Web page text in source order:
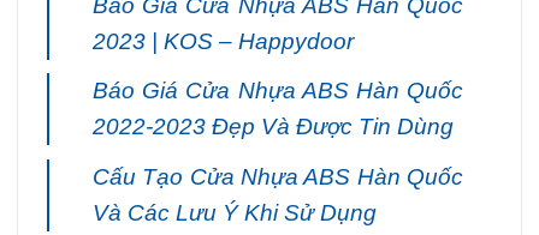
2023 | KOS – Happydoor
Báo Giá Cửa Nhựa ABS Hàn Quốc
2022-2023 Đẹp Và Được Tin Dùng
Cấu Tạo Cửa Nhựa ABS Hàn Quốc
Và Các Lưu Ý Khi Sử Dụng